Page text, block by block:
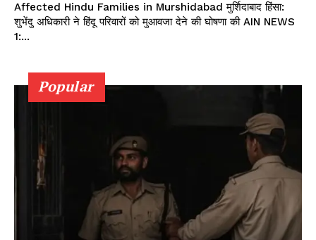
WhatsApp
Share
Read Latest News on AIN
NEWS 1 App
Affected Hindu Families in Murshidabad मुर्शिदाबाद हिंसा:
शुभेंदु अधिकारी ने हिंदू परिवारों को मुआवजा देने की घोषणा की AIN NEWS
1:...
Popular